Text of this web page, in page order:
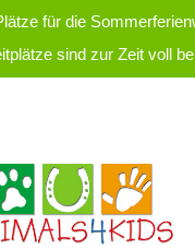
für die
sind zur Zeit voll